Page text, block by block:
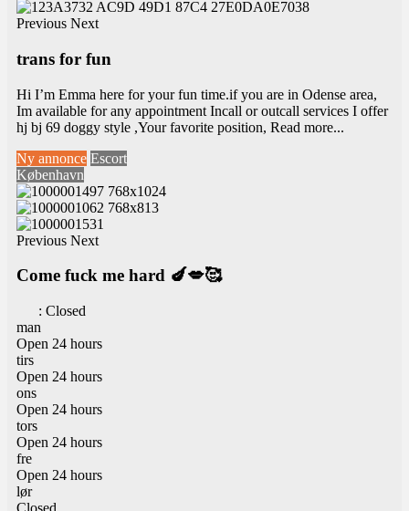
Previous Next
trans for fun
Hi I’m Emma here for your fun time.if you are in Odense area,
Im available for any appointment Incall or outcall services I offer
hj bj 69 doggy style ,Your favorite position, Read more...
Ny annonce Escort
København
Previous Next
Come fuck me hard 🍆💋🥰
: Closed
man
Open 24 hours
tirs
Open 24 hours
ons
Open 24 hours
tors
Open 24 hours
fre
Open 24 hours
lør
Closed